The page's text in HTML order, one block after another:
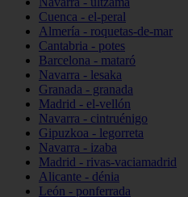
Cuenca - el-peral
Almería - roquetas-de-mar
Cantabria - potes
Barcelona - mataró
Navarra - lesaka
Granada - granada
Madrid - el-vellón
Navarra - cintruénigo
Gipuzkoa - legorreta
Navarra - izaba
Madrid - rivas-vaciamadrid
Alicante - dénia
León - ponferrada